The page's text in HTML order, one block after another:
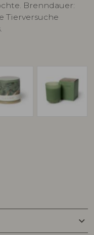
Brenndauer:
Tierversuche
keyboard_arrow_down